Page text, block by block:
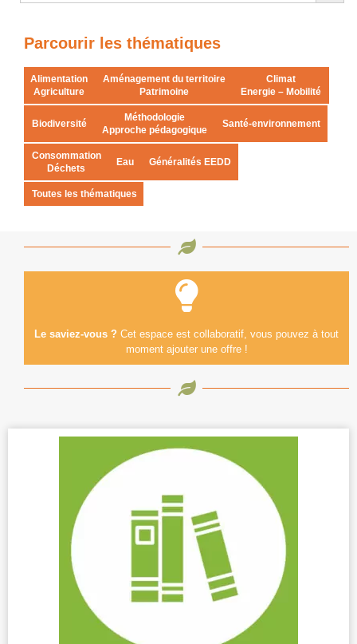
Parcourir les thématiques
Alimentation
Agriculture
Aménagement du territoire
Patrimoine
Climat
Energie – Mobilité
Biodiversité
Méthodologie
Approche pédagogique
Santé-environnement
Consommation
Déchets
Eau Généralités EEDD
Toutes les thématiques
Le saviez-vous ? Cet espace est collaboratif, vous pouvez à tout
moment ajouter une offre !